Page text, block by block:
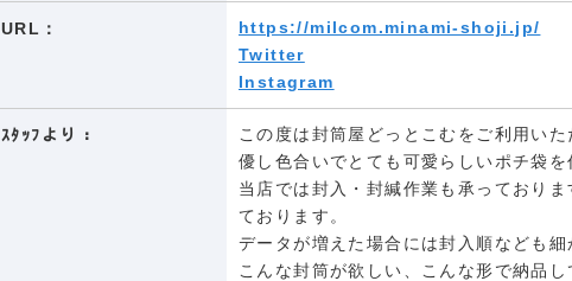
URL：
https://milcom.minami-shoji.jp/
Twitter
Instagram
ｽﾀｯﾌより：
この度は封筒屋どっとこむをご利用い
優し色合いでとても可愛らしいポチ袋を
当店では封入・封緘作業も承っており
ております。
データが増えた場合には封入順なども細
こんな封筒が欲しい、こんな形で納品